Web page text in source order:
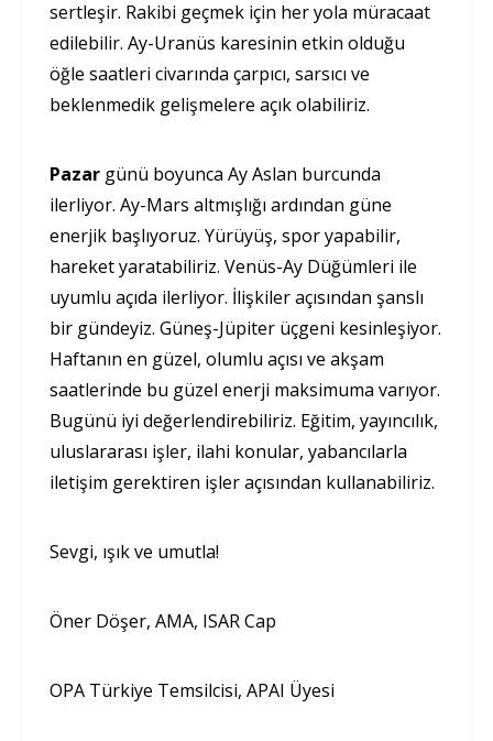
sertleşir. Rakibi geçmek için her yola müracaat
edilebilir. Ay-Uranüs karesinin etkin olduğu
öğle saatleri civarında çarpıcı, sarsıcı ve
beklenmedik gelişmelere açık olabiliriz.
Pazar günü boyunca Ay Aslan burcunda
ilerliyor. Ay-Mars altmışlığı ardından güne
enerjik başlıyoruz. Yürüyüş, spor yapabilir,
hareket yaratabiliriz. Venüs-Ay Düğümleri ile
uyumlu açıda ilerliyor. İlişkiler açısından şanslı
bir gündeyiz. Güneş-Jüpiter üçgeni kesinleşiyor.
Haftanın en güzel, olumlu açısı ve akşam
saatlerinde bu güzel enerji maksimuma varıyor.
Bugünü iyi değerlendirebiliriz. Eğitim, yayıncılık,
uluslararası işler, ilahi konular, yabancılarla
iletişim gerektiren işler açısından kullanabiliriz.
Sevgi, ışık ve umutla!
Öner Döşer, AMA, ISAR Cap
OPA Türkiye Temsilcisi, APAI Üyesi